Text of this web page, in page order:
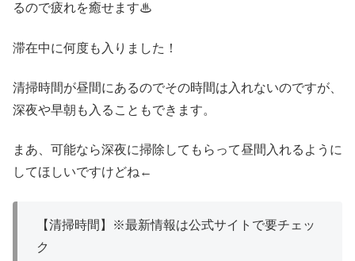
るので疲れを癒せます♨
滞在中に何度も入りました！
清掃時間が昼間にあるのでその時間は入れないのですが、
深夜や早朝も入ることもできます。
まあ、可能なら深夜に掃除してもらって昼間入れるように
してほしいですけどね←
【清掃時間】※最新情報は公式サイトで要チェッ
ク